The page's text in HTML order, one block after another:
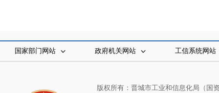
国家部门网站 政府机关网站 工信系统网站
版权所有：晋城市工业和信息化局（国